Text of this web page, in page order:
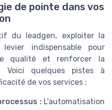
de pointe dans vos
du leadgen, exploiter la
indispensable pour
qualité et renforcer la
Voici quelques pistes à
de vos services :
:L'automatisation